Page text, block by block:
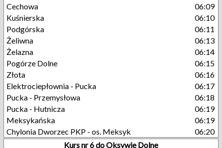
Cechowa
06:09
Kuśnierska
06:10
Podgórska
06:11
Żeliwna
06:13
Żelazna
06:14
Pogórze Dolne
06:15
Złota
06:16
Elektrociepłownia - Pucka
06:17
Pucka - Przemysłowa
06:18
Pucka - Hutnicza
06:19
Meksykańska
06:19
Chylonia Dworzec PKP - os. Meksyk
06:20
Kurs nr 6 do Oksywie Dolne